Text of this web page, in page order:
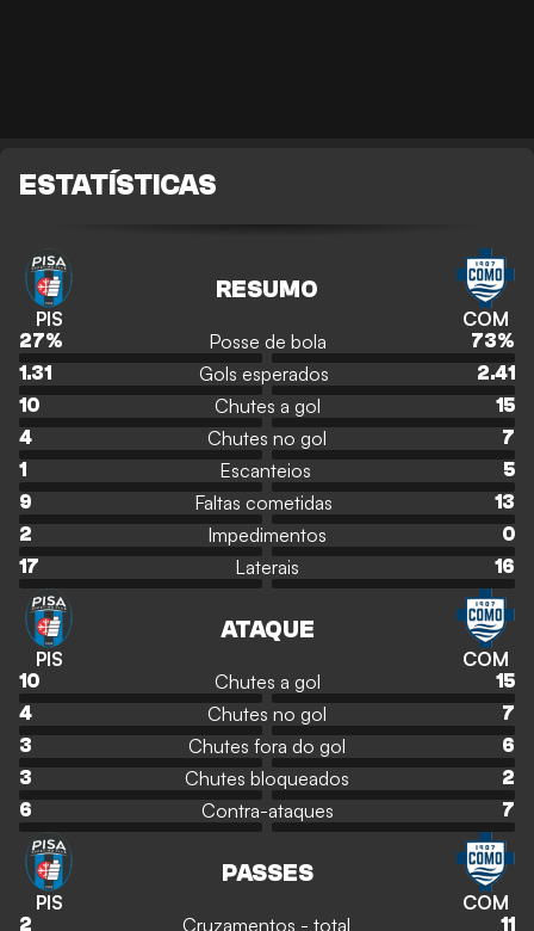
ESTATÍSTICAS
PIS
RESUMO
COM
27% Posse de bola 73%
1.31
Gols esperados
2.41
10
Chutes a gol
15
4
Chutes no gol
7
1
Escanteios
5
9
Faltas cometidas
13
2
Impedimentos
0
17
Laterais 16
PIS
ATAQUE
COM
10 Chutes a gol
15
4
Chutes no gol
7
3
Chutes fora do gol
6
3
Chutes bloqueados
2
6
Contra-ataques 7
PIS
PASSES
COM
2 Cruzamentos - total 11